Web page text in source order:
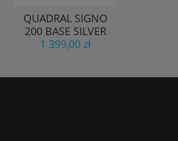
QUADRAL SIGNO
200 BASE SILVER
1 399,00 zł